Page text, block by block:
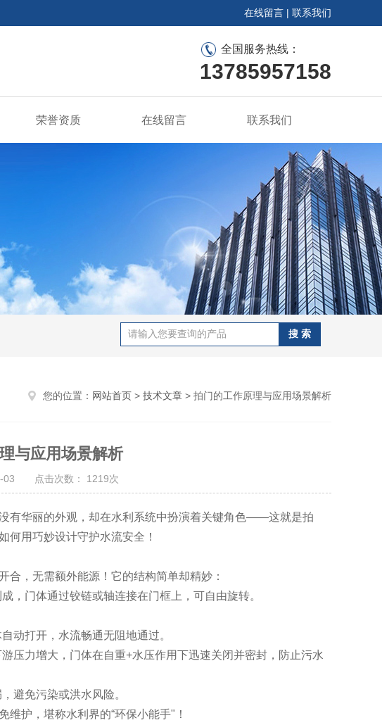
在线留言 | 联系我们
全国服务热线：
13785957158
荣誉资质 在线留言 联系我们
您的位置： 网站首页 > 技术文章 > 拍门的工作原理与应用场景解析
与应用场景解析
03 点击次数： 1219次
有华丽的外观，却在水利系统中扮演着关键角色——这就是拍
何用巧妙设计守护水流安全！
合，无需额外能源！它的结构简单却精妙：
，门体通过铰链或轴连接在门框上，可自由旋转。
动打开，水流畅通无阻地通过。
压力增大，门体在自重+水压作用下迅速关闭并密封，防止污水
避免污染或洪水风险。
维护，堪称水利界的“环保小能手"！